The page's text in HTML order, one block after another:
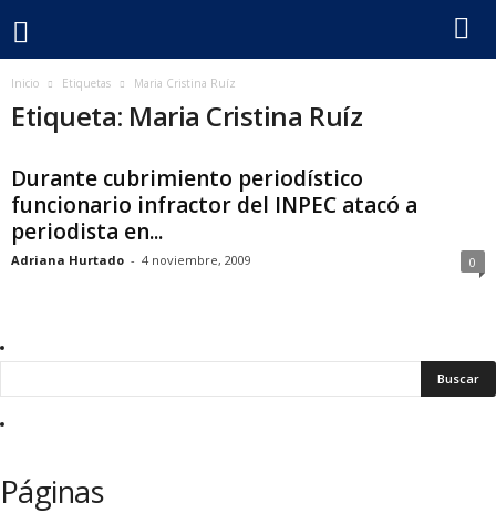
r
Inicio Etiquetas Maria Cristina Ruíz
Etiqueta: Maria Cristina Ruíz
Durante cubrimiento periodístico
funcionario infractor del INPEC atacó a
periodista en...
Adriana Hurtado - 4 noviembre, 2009 0
Páginas